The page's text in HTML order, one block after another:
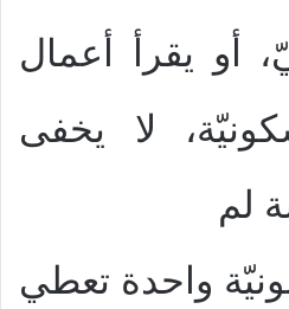
أو يقرأ أعمال
لا يخفى
لم
واحدة تعطي